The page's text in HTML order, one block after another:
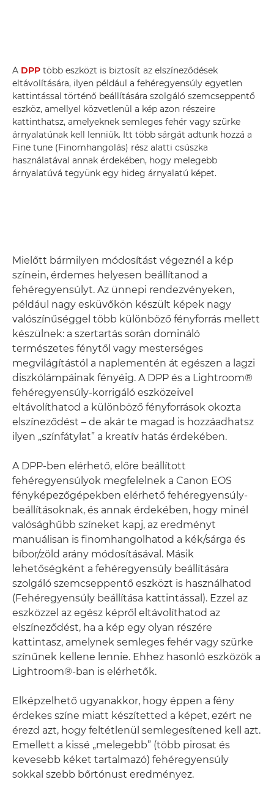
A DPP több eszközt is biztosít az elszíneződések
eltávolítására, ilyen például a fehéregyensúly egyetlen
kattintással történő beállítására szolgáló szemcseppentő
eszköz, amellyel közvetlenül a kép azon részeire
kattinthatsz, amelyeknek semleges fehér vagy szürke
árnyalatúnak kell lenniük. Itt több sárgát adtunk hozzá a
Fine tune (Finomhangolás) rész alatti csúszka
használatával annak érdekében, hogy melegebb
árnyalatúvá tegyünk egy hideg árnyalatú képet.
Mielőtt bármilyen módosítást végeznél a kép
színein, érdemes helyesen beállítanod a
fehéregyensúlyt. Az ünnepi rendezvényeken,
például nagy esküvőkön készült képek nagy
valószínűséggel több különböző fényforrás mellett
készülnek: a szertartás során domináló
természetes fénytől vagy mesterséges
megvilágítástól a naplementén át egészen a lagzi
diszkólámpáinak fényéig. A DPP és a Lightroom®
fehéregyensúly-korrigáló eszközeivel
eltávolíthatod a különböző fényforrások okozta
elszíneződést – de akár te magad is hozzáadhatsz
ilyen „színfátylat” a kreatív hatás érdekében.
A DPP-ben elérhető, előre beállított
fehéregyensúlyok megfelelnek a Canon EOS
fényképezőgépekben elérhető fehéregyensúly-
beállításoknak, és annak érdekében, hogy minél
valósághűbb színeket kapj, az eredményt
manuálisan is finomhangolhatod a kék/sárga és
bíbor/zöld arány módosításával. Másik
lehetőségként a fehéregyensúly beállítására
szolgáló szemcseppentő eszközt is használhatod
(Fehéregyensúly beállítása kattintással). Ezzel az
eszközzel az egész képről eltávolíthatod az
elszíneződést, ha a kép egy olyan részére
kattintasz, amelynek semleges fehér vagy szürke
színűnek kellene lennie. Ehhez hasonló eszközök a
Lightroom®-ban is elérhetők.
Elképzelhető ugyanakkor, hogy éppen a fény
érdekes színe miatt készítetted a képet, ezért ne
érezd azt, hogy feltétlenül semlegesítened kell azt.
Emellett a kissé „melegebb” (több pirosat és
kevesebb kéket tartalmazó) fehéregyensúly
sokkal szebb bőrtónust eredményez.